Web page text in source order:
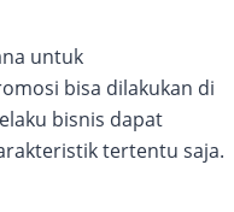
untuk
bisa dilakukan di
bisnis dapat
tertentu saja.